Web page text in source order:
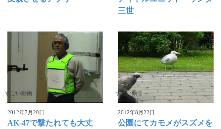
三世
すごい動画
2012年7月20日
AK-47で撃たれても大丈
すごい動画
2012年8月22日
公園にてカモメがスズメを